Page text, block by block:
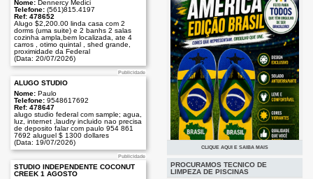
Nome: Dennercy Medici
Telefone: (561)815.4197
Ref: 478652
Alugo $2,200.00 linda casa com 2
dorms (uma suite) e 2 banhs 2 salas
cozinha ampla,bem localizada, ate 4
carros , otimo quintal , shed grande,
proximidade da Federal
(Data: 20/07/2026)
Publicidade
ALUGO STUDIO
Nome: Paulo
Telefone: 9548617692
Ref: 478647
alugo studio federal com sample; agua,
luz, internet ,laudry incluido nao precisa
de deposito falar com paulo 954 861
7692 aluguel $ 1300 dollares
(Data: 19/07/2026)
Publicidade
STUDIO INDEPENDENTE COCONUT
CREEK 1 AGOSTO
CLIQUE AQUI E SAIBA MAIS
PROCURAMOS TÉCNICO DE
LIMPEZA DE PISCINAS